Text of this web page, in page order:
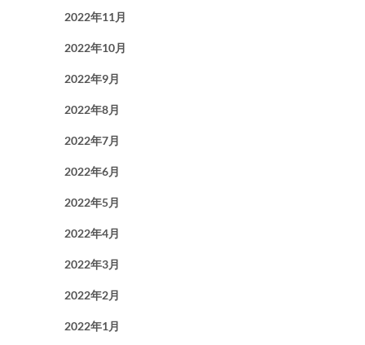
2022年11月
2022年10月
2022年9月
2022年8月
2022年7月
2022年6月
2022年5月
2022年4月
2022年3月
2022年2月
2022年1月